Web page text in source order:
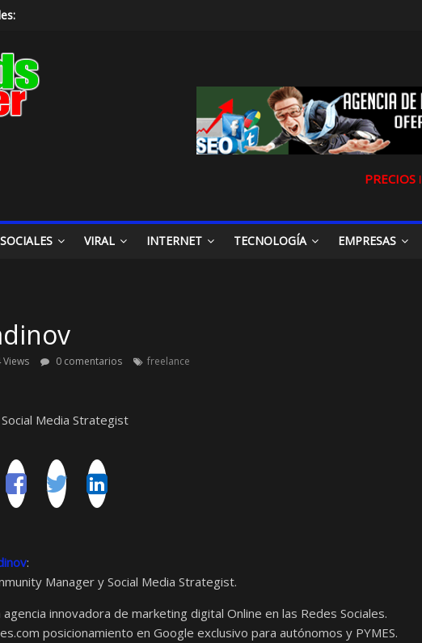
PRECIOS ǀ
VIRAL INTERNET TECNOLOGÍA EMPRESAS
Views 0 comentarios freelance
Social Media Strategist
:
Manager y Social Media Strategist.
innovadora de marketing digital Online en las Redes Sociales.
posicionamiento en Google exclusivo para autónomos y PYMES.